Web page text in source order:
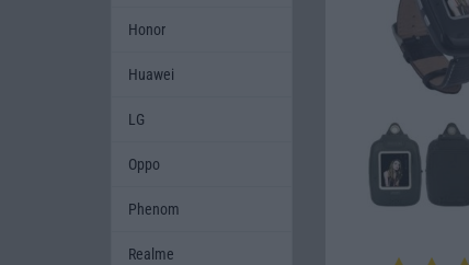
Honor
Huawei
LG
Oppo
Phenom
Realme